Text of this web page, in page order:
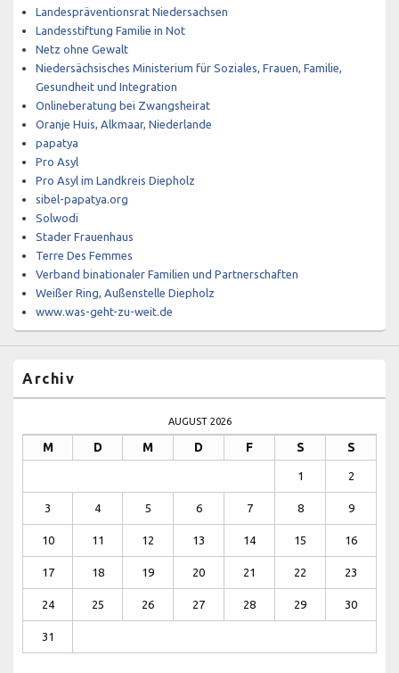
Landespräventionsrat Niedersachsen
Landesstiftung Familie in Not
Netz ohne Gewalt
Niedersächsisches Ministerium für Soziales, Frauen, Familie,
Gesundheit und Integration
Onlineberatung bei Zwangsheirat
Oranje Huis, Alkmaar, Niederlande
papatya
Pro Asyl
Pro Asyl im Landkreis Diepholz
sibel-papatya.org
Solwodi
Stader Frauenhaus
Terre Des Femmes
Verband binationaler Familien und Partnerschaften
Weißer Ring, Außenstelle Diepholz
www.was-geht-zu-weit.de
Archiv
AUGUST 2026
M D M D F S S
1 2
3 4 5 6 7 8 9
10 11 12 13 14 15 16
17 18 19 20 21 22 23
24 25 26 27 28 29 30
31